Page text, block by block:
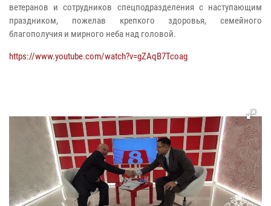
ветеранов и сотрудников спецподразделения с наступающим
праздником, пожелав крепкого здоровья, семейного
благополучия и мирного неба над головой.
https://www.youtube.com/watch?v=gZAqB7Tcoag